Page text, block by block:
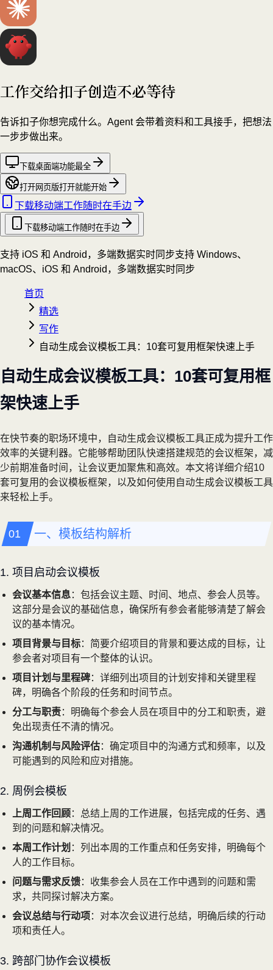
工作交给扣子创造不必等待
告诉扣子你想完成什么。Agent 会带着资料和工具接手，把想法
一步步做出来。
下载桌面端功能最全
打开网页版打开就能开始
下载移动端工作随时在手边
下载移动端工作随时在手边
支持 iOS 和 Android，多端数据实时同步支持 Windows、
macOS、iOS 和 Android，多端数据实时同步
首页
精选
写作
自动生成会议模板工具：10套可复用框架快速上手
自动生成会议模板工具：10套可复用框
架快速上手
在快节奏的职场环境中，自动生成会议模板工具正成为提升工作
效率的关键利器。它能够帮助团队快速搭建规范的会议框架，减
少前期准备时间，让会议更加聚焦和高效。本文将详细介绍10
套可复用的会议模板框架，以及如何使用自动生成会议模板工具
来轻松上手。
一、模板结构解析
1. 项目启动会议模板
会议基本信息：包括会议主题、时间、地点、参会人员等。
这部分是会议的基础信息，确保所有参会者能够清楚了解会
议的基本情况。
项目背景与目标：简要介绍项目的背景和要达成的目标，让
参会者对项目有一个整体的认识。
项目计划与里程碑：详细列出项目的计划安排和关键里程
碑，明确各个阶段的任务和时间节点。
分工与职责：明确每个参会人员在项目中的分工和职责，避
免出现责任不清的情况。
沟通机制与风险评估：确定项目中的沟通方式和频率，以及
可能遇到的风险和应对措施。
2. 周例会模板
上周工作回顾：总结上周的工作进展，包括完成的任务、遇
到的问题和解决情况。
本周工作计划 ：列出本周的工作重点和任务安排，明确每个
人的工作目标。
问题与需求反馈：收集参会人员在工作中遇到的问题和需
求，共同探讨解决方案。
会议总结与行动项 ：对本次会议进行总结，明确后续的行动
项和责任人。
3. 跨部门协作会议模板